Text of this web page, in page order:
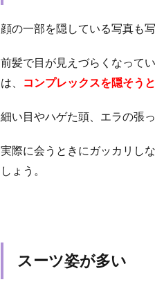
顔の一部を隠している写真も
前髪で目が見えづらくなって
は、
コンプレックスを隠そう
細い目やハゲた頭、エラの張
実際に会うときにガッカリし
しょう。
スーツ姿が多い